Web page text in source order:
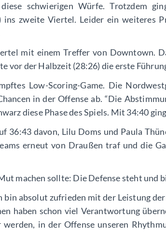
schwierigen Würfe. Trotzdem
zweite Viertel. Leider ein weiteres
mit einem Treffer von Downtown.
vor der Halbzeit (28:26) die erste
Low-Scoring-Game. Die
in der Offense ab. “Die
diese Phase des Spiels. Mit 34:40
36:43 davon, Lilu Doms und Paula
erneut von Draußen traf und die
machen sollte: Die Defense steht und
bin absolut zufrieden mit der Leistung
haben schon viel Verantwortung
in der Offense unseren